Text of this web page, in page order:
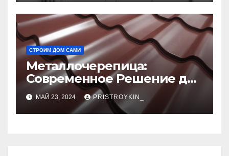
СТРОИМ ДОМ САМИ
Металлочерепица:
Современное Решение для
Крыши
МАЙ 23, 2024 PRISTROYKIN_